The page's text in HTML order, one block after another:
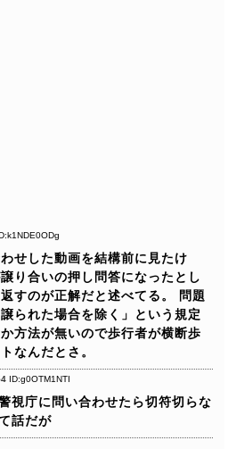
せした動画を結構前に見たけ
り合いの押し問答になったとし
すのが正解だと述べてる。
問題
られた場合を除く」という規定
方法が無いので歩行者が横断歩
なんだとさ。
ID:g0OTM1NTI
視庁に問い合わせたら切符切らな
話だが